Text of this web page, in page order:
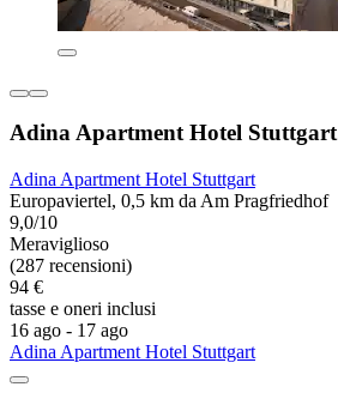
Adina Apartment Hotel Stuttgart
Adina Apartment Hotel Stuttgart
Europaviertel, 0,5 km da Am Pragfriedhof
9,0/10
Meraviglioso
(287 recensioni)
94 €
tasse e oneri inclusi
16 ago - 17 ago
Adina Apartment Hotel Stuttgart